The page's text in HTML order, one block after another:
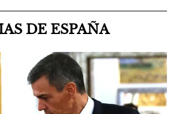
DE ESPAÑA